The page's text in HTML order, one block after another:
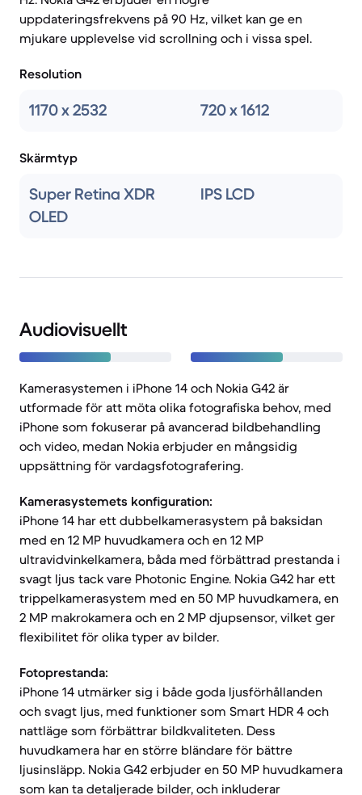
uppdateringsfrekvens på 90 Hz, vilket kan ge en
mjukare upplevelse vid scrollning och i vissa spel.
Resolution
1170 x 2532 720 x 1612
Skärmtyp
Super Retina XDR
OLED
IPS LCD
Audiovisuellt
Kamerasystemen i iPhone 14 och Nokia G42 är
utformade för att möta olika fotografiska behov, med
iPhone som fokuserar på avancerad bildbehandling
och video, medan Nokia erbjuder en mångsidig
uppsättning för vardagsfotografering.
Kamerasystemets konfiguration:
iPhone 14 har ett dubbelkamerasystem på baksidan
med en 12 MP huvudkamera och en 12 MP
ultravidvinkelkamera, båda med förbättrad prestanda i
svagt ljus tack vare Photonic Engine. Nokia G42 har ett
trippelkamerasystem med en 50 MP huvudkamera, en
2 MP makrokamera och en 2 MP djupsensor, vilket ger
flexibilitet för olika typer av bilder.
Fotoprestanda:
iPhone 14 utmärker sig i både goda ljusförhållanden
och svagt ljus, med funktioner som Smart HDR 4 och
nattläge som förbättrar bildkvaliteten. Dess
huvudkamera har en större bländare för bättre
ljusinsläpp. Nokia G42 erbjuder en 50 MP huvudkamera
som kan ta detaljerade bilder, och inkluderar